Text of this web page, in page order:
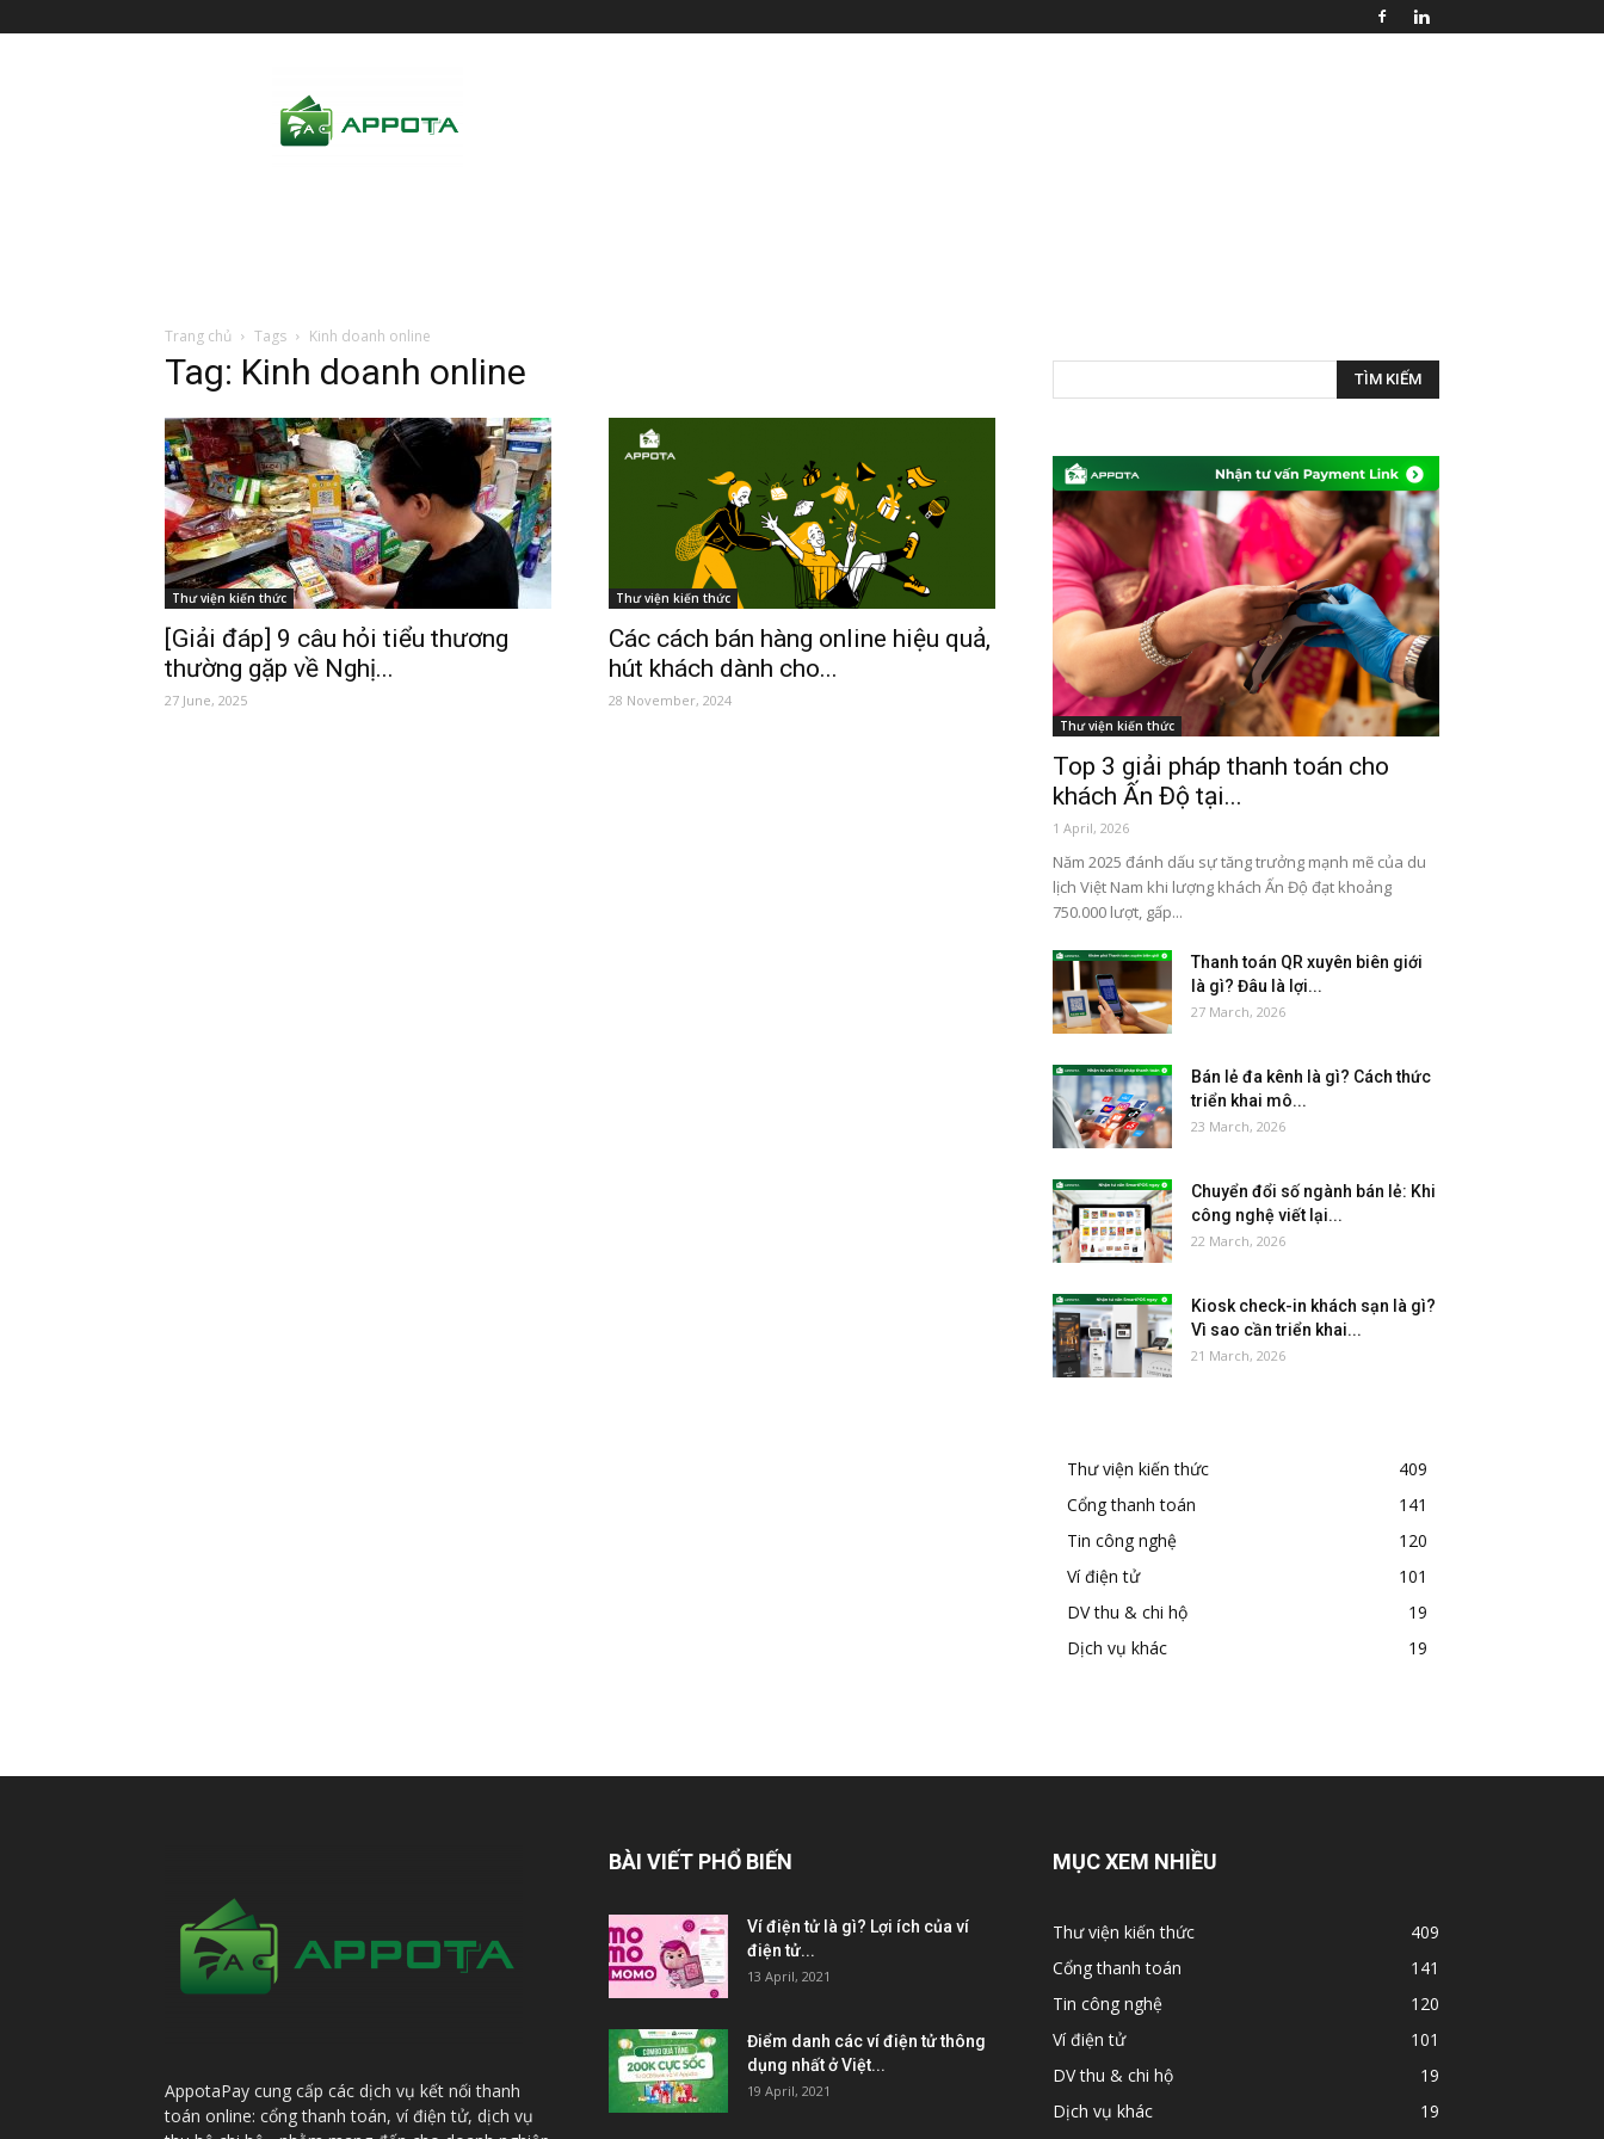
Trang chủ Tags Kinh doanh online
Tag: Kinh doanh online
Thư viện kiến thức
[Giải đáp] 9 câu hỏi tiểu thương
thường gặp về Nghị...
27 June, 2025
Thư viện kiến thức
Các cách bán hàng online hiệu quả,
hút khách dành cho...
28 November, 2024
Thư viện kiến thức
Top 3 giải pháp thanh toán cho
khách Ấn Độ tại...
1 April, 2026
Năm 2025 đánh dấu sự tăng trưởng mạnh mẽ của du
lịch Việt Nam khi lượng khách Ấn Độ đạt khoảng
750.000 lượt, gấp...
Thanh toán QR xuyên biên giới
là gì? Đâu là lợi...
27 March, 2026
Bán lẻ đa kênh là gì? Cách thức
triển khai mô...
23 March, 2026
Chuyển đổi số ngành bán lẻ: Khi
công nghệ viết lại...
22 March, 2026
Kiosk check-in khách sạn là gì?
Vì sao cần triển khai...
21 March, 2026
Thư viện kiến thức
409
Cổng thanh toán
141
Tin công nghệ
120
Ví điện tử
101
DV thu & chi hộ
19
Dịch vụ khác
19
AppotaPay cung cấp các dịch vụ kết nối thanh
toán online: cổng thanh toán, ví điện tử, dịch vụ
BÀI VIẾT PHỔ BIẾN
Ví điện tử là gì? Lợi ích của ví
điện tử...
13 April, 2021
Điểm danh các ví điện tử thông
dụng nhất ở Việt...
19 April, 2021
MỤC XEM NHIỀU
Thư viện kiến thức
409
Cổng thanh toán
141
Tin công nghệ
120
Ví điện tử
101
DV thu & chi hộ
19
Dịch vụ khác
19